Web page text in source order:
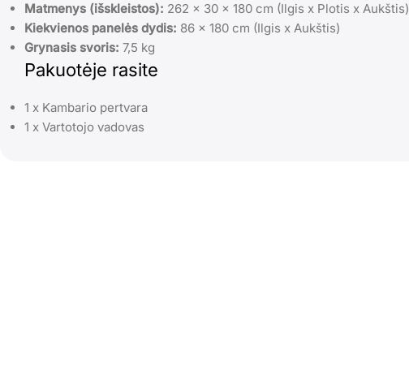
Matmenys (išskleistos): 262 x 30 x 180 cm (Ilgis x Plotis x Aukštis)
Kiekvienos panelės dydis: 86 x 180 cm (Ilgis x Aukštis)
Grynasis svoris: 7,5 kg
Pakuotėje rasite
1 x Kambario pertvara
1 x Vartotojo vadovas